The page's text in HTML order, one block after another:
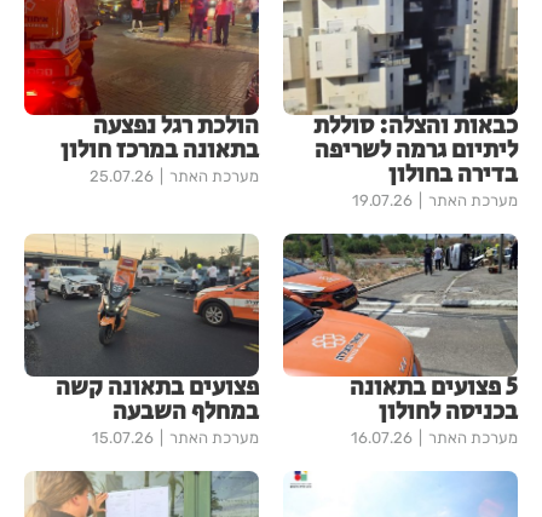
כבאות והצלה: סוללת
ליתיום גרמה לשריפה
בדירה בחולון
מערכת האתר 19.07.26
הולכת רגל נפצעה
בתאונה במרכז חולון
מערכת האתר 25.07.26
5 פצועים בתאונה
בכניסה לחולון
מערכת האתר 16.07.26
פצועים בתאונה קשה
במחלף השבעה
מערכת האתר 15.07.26